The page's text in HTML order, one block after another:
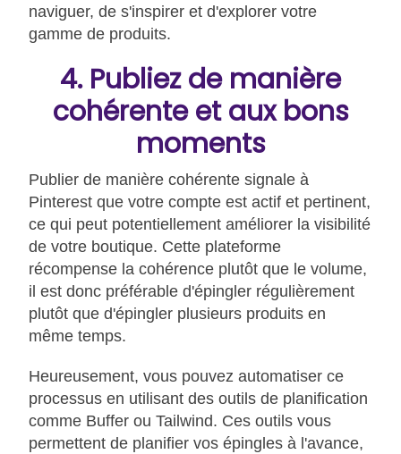
naviguer, de s'inspirer et d'explorer votre
gamme de produits.
4. Publiez de manière
cohérente et aux bons
moments
Publier de manière cohérente signale à
Pinterest que votre compte est actif et pertinent,
ce qui peut potentiellement améliorer la visibilité
de votre boutique. Cette plateforme
récompense la cohérence plutôt que le volume,
il est donc préférable d'épingler régulièrement
plutôt que d'épingler plusieurs produits en
même temps.
Heureusement, vous pouvez automatiser ce
processus en utilisant des outils de planification
comme Buffer ou Tailwind. Ces outils vous
permettent de planifier vos épingles à l'avance,